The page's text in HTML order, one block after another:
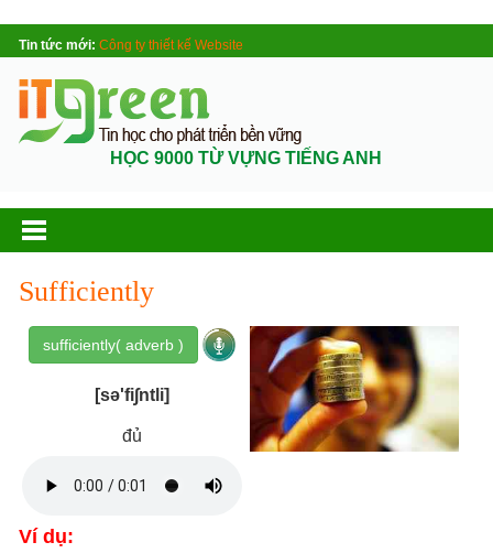
Tin tức mới: Công ty thiết kế Website
HỌC 9000 TỪ VỰNG TIẾNG ANH
Sufficiently
sufficiently( adverb )
[sə'fi∫ntli]
đủ
Ví dụ: